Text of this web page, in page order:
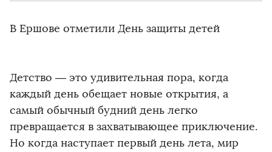
В Ершове отметили День защиты детей
Детство — это удивительная пора, когда
каждый день обещает новые открытия, а
самый обычный будний день легко
превращается в захватывающее приключение.
Но когда наступает первый день лета, мир